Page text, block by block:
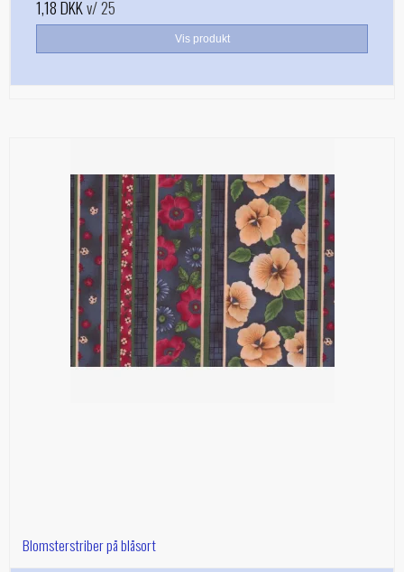
1,18 DKKv/ 25
Vis produkt
Blomsterstriber på blåsort